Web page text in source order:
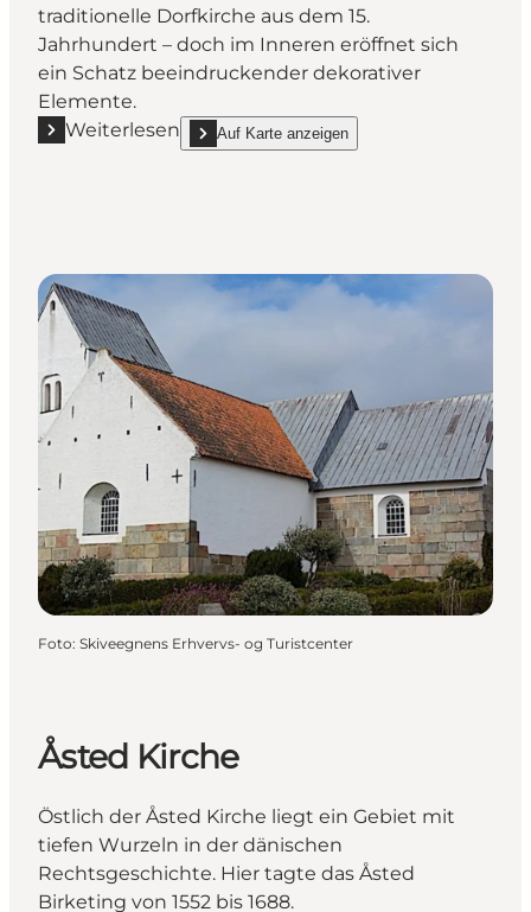
traditionelle Dorfkirche aus dem 15.
Jahrhundert – doch im Inneren eröffnet sich
ein Schatz beeindruckender dekorativer
Elemente.
Weiterlesen
Mehr erfahren "Selde Kirche"
Auf Karte anzeigen
show Selde Kirche on_map
Foto: Skiveegnens Erhvervs- og Turistcenter
Åsted Kirche
Östlich der Åsted Kirche liegt ein Gebiet mit
tiefen Wurzeln in der dänischen
Rechtsgeschichte. Hier tagte das Åsted
Birketing von 1552 bis 1688.